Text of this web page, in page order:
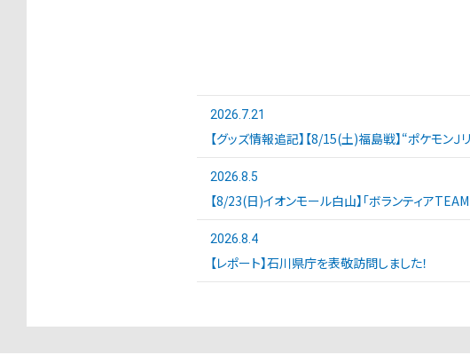
2026.7.21
【グッズ情報追記】【8/15(土)福島戦】“ポケモン
2026.8.5
【8/23(日)イオンモール白山】「ボランティア
2026.8.4
【レポート】石川県庁を表敬訪問しました！